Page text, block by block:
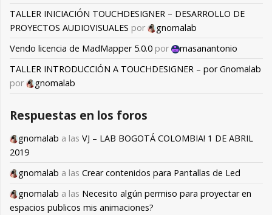
TALLER INICIACIÓN TOUCHDESIGNER – DESARROLLO DE
PROYECTOS AUDIOVISUALES por
gnomalab
Vendo licencia de MadMapper 5.0.0 por
masanantonio
TALLER INTRODUCCIÓN A TOUCHDESIGNER – por Gnomalab
por
gnomalab
Respuestas en los foros
gnomalab a las VJ – LAB BOGOTÁ COLOMBIA! 1 DE ABRIL
2019
gnomalab a las Crear contenidos para Pantallas de Led
gnomalab a las Necesito algún permiso para proyectar en
espacios publicos mis animaciones?